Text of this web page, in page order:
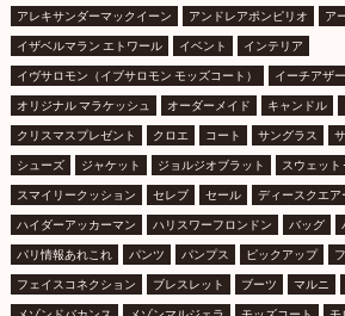
アレキサンダーマックイーン アンドレアポンピリオ ア
イザベルマラン エトワール イベント インテリア
イヴサロモン（イブサロモン モッズコート） イーチアザー
オリジナル マラケッシュ オーダーメイド キャンドル
クリスマスプレゼント クロエ コート サングラス
シューズ ジャケット ジョルジオブラット スウェット
スマイリークッション セレブ セール ディースクエア
ハイダーアッカーマン ハリスワーフロンドン バッグ
パリ情報あれこれ パンツ パンプス ピックアップ
フェイスコネクション ブレスレット ブーツ マルニ